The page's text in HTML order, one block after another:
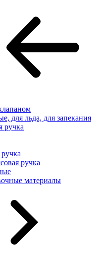
для льда, для запекания
ручка
ручка
материалы